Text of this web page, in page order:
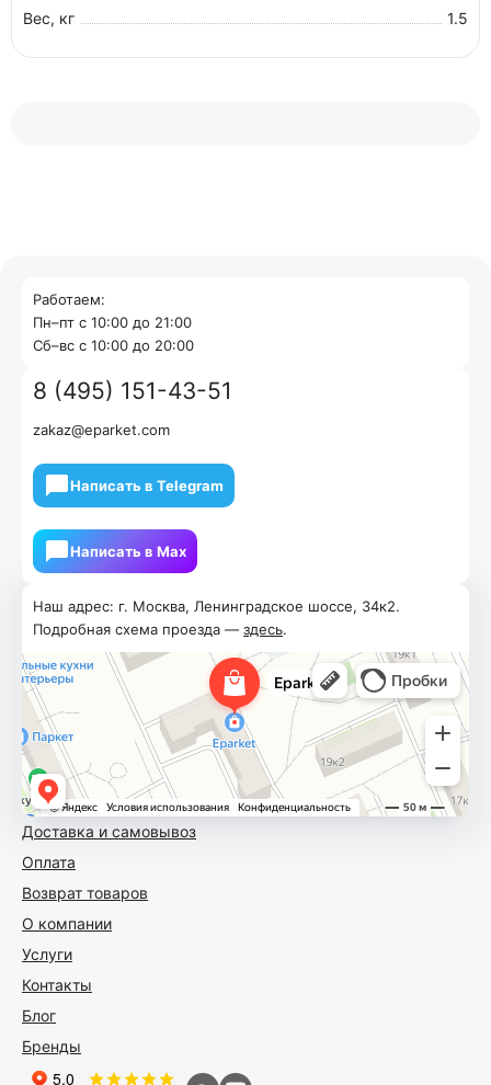
Вес, кг
1.5
Доставка и самовывоз
Оплата
Возврат товаров
О компании
Услуги
Контакты
Блог
Бренды
Наш адрес: г. Москва, Ленинградское шоссе, 34к2.
Подробная схема проезда — здесь.
Работаем:
Пн–пт с 10:00 до 21:00
Cб–вс с 10:00 до 20:00
8 (495) 151-43-51
zakaz@eparket.com
Написать в Telegram
Написать в Мах